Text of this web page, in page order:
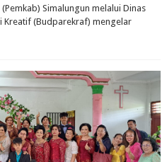
Simalungun melalui Dinas
Kreatif (Budparekraf) mengelar